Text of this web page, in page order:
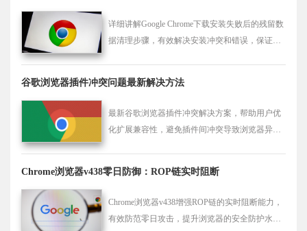
详细讲解Google Chrome下载安装失败后的残留数
据清理步骤，有效解决安装冲突和错误，保证顺
谷歌浏览器插件冲突问题最新解决方法
最新谷歌浏览器插件冲突解决方案，帮助用户优
化扩展兼容性，避免插件间冲突导致浏览器异
Chrome浏览器v438零日防御：ROP链实时阻断
Chrome浏览器v438增强ROP链的实时阻断能力，
有效防范零日攻击，提升浏览器的安全防护水